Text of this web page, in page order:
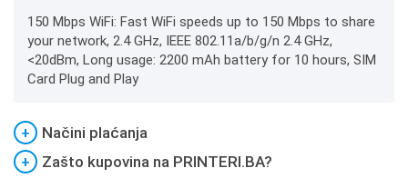
150 Mbps WiFi: Fast WiFi speeds up to 150 Mbps to share
your network, 2.4 GHz, IEEE 802.11a/b/g/n 2.4 GHz,
<20dBm, Long usage: 2200 mAh battery for 10 hours, SIM
Card Plug and Play
+
Načini plaćanja
+
Zašto kupovina na PRINTERI.BA?